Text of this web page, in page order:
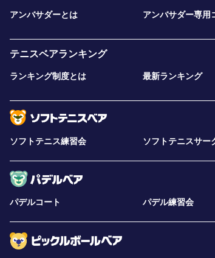
アンバサダーとは アンバサダー専用
テニスベアランキング
ランキング制度とは 最新ランキング
ソフトテニス練習会 ソフトテニスサー
パデルコート パデル練習会